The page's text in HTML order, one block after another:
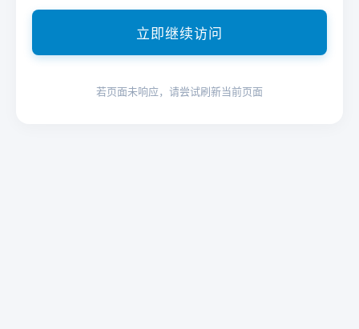
立即继续访问
若页面未响应，请尝试刷新当前页面